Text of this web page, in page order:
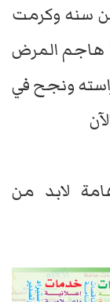
سنه وكرمت
هاجم المرض
ونجح في
لابد من